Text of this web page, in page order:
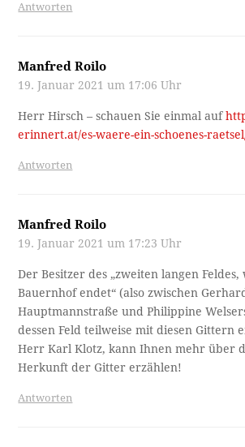
Antworten
Manfred Roilo
19. Januar 2021 um 17:06 Uhr
Herr Hirsch – schauen Sie einmal auf
erinnert.at/es-waere-ein-schoenes-
Antworten
Manfred Roilo
19. Januar 2021 um 17:23 Uhr
Der Besitzer des „zweiten langen
Bauernhof endet“ (also zwischen
Hauptmannstraße und Philippine
dessen Feld teilweise mit diesen Gittern
Herr Karl Klotz, kann Ihnen mehr über
Herkunft der Gitter erzählen!
Antworten